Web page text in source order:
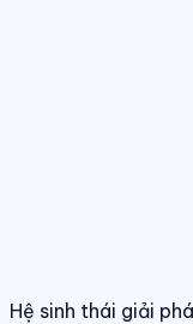
Hệ sinh thái giải